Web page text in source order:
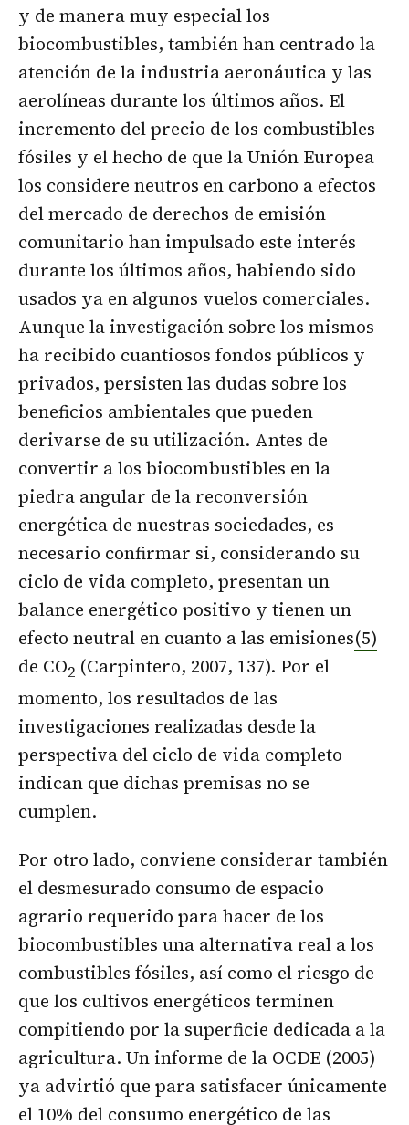
y de manera muy especial los
biocombustibles, también han centrado la
atención de la industria aeronáutica y las
aerolíneas durante los últimos años. El
incremento del precio de los combustibles
fósiles y el hecho de que la Unión Europea
los considere neutros en carbono a efectos
del mercado de derechos de emisión
comunitario han impulsado este interés
durante los últimos años, habiendo sido
usados ya en algunos vuelos comerciales.
Aunque la investigación sobre los mismos
ha recibido cuantiosos fondos públicos y
privados, persisten las dudas sobre los
beneficios ambientales que pueden
derivarse de su utilización. Antes de
convertir a los biocombustibles en la
piedra angular de la reconversión
energética de nuestras sociedades, es
necesario confirmar si, considerando su
ciclo de vida completo, presentan un
balance energético positivo y tienen un
efecto neutral en cuanto a las emisiones(5)
de CO2 (Carpintero, 2007, 137). Por el
momento, los resultados de las
investigaciones realizadas desde la
perspectiva del ciclo de vida completo
indican que dichas premisas no se
cumplen.
Por otro lado, conviene considerar también
el desmesurado consumo de espacio
agrario requerido para hacer de los
biocombustibles una alternativa real a los
combustibles fósiles, así como el riesgo de
que los cultivos energéticos terminen
compitiendo por la superficie dedicada a la
agricultura. Un informe de la OCDE (2005)
ya advirtió que para satisfacer únicamente
el 10% del consumo energético de las